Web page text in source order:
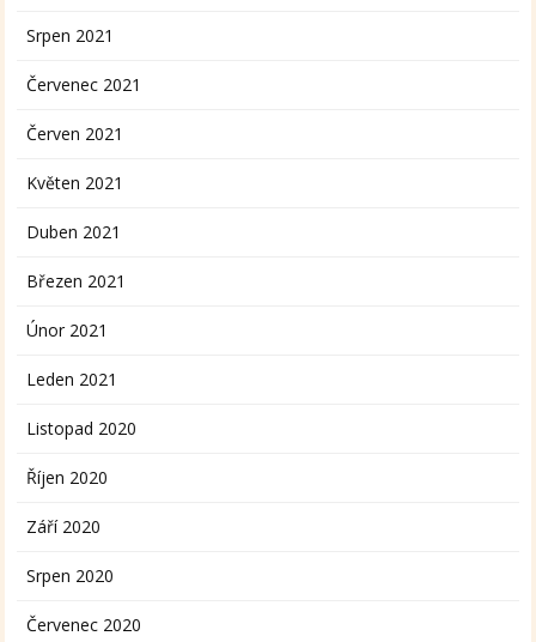
Srpen 2021
Červenec 2021
Červen 2021
Květen 2021
Duben 2021
Březen 2021
Únor 2021
Leden 2021
Listopad 2020
Říjen 2020
Září 2020
Srpen 2020
Červenec 2020